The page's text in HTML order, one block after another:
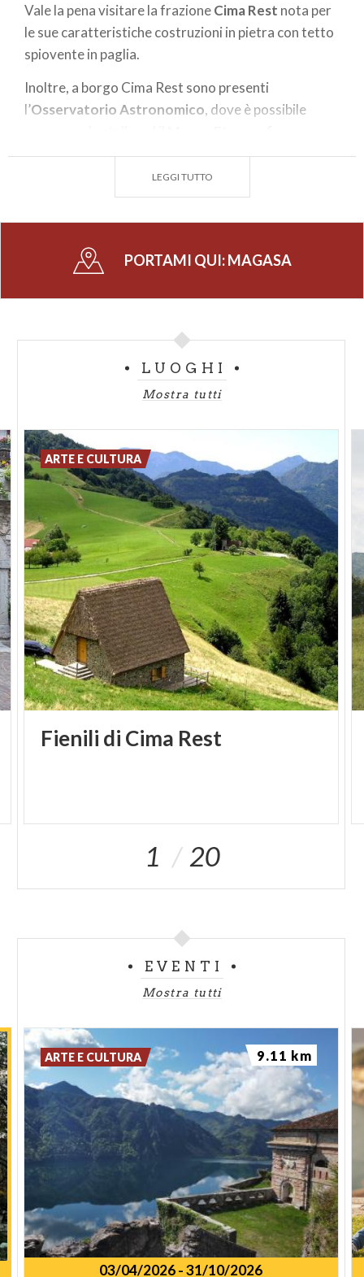
Vale la pena visitare la frazioneCima Rest nota per
le sue caratteristiche costruzioni in pietra con tetto
spiovente in paglia.
Inoltre, a borgo Cima Rest sono presenti
l’Osservatorio Astronomico, dove è possibile
percorso attraverso i fienili per conoscere gli
strumenti del lavoro agricolo, artigianale e caseario.
abbarbicato il borgo di Magasa ed è prodotto negli
alpeggi del comune.
LEGGI TUTTO
PORTAMI QUI:MAGASA
LUOGHI
Mostra tutti
Fienili di Cima Rest
ARTE E CULTURA
1 20
EVENTI
Mostra tutti
03/04/2026-31/10/2026
ARTE E CULTURA 9.11 km